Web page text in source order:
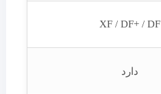
XF / DF+ / DF
دارد